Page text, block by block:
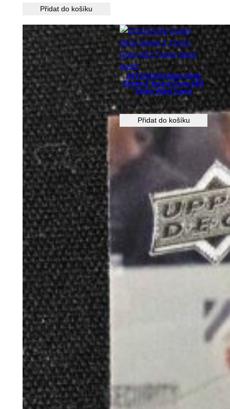
Přidat do košíku
2025/2026 Upper Deck
Series 2 Young Guns 483
Taylor Ward Inzert
69,00 Kč
Přidat do košíku